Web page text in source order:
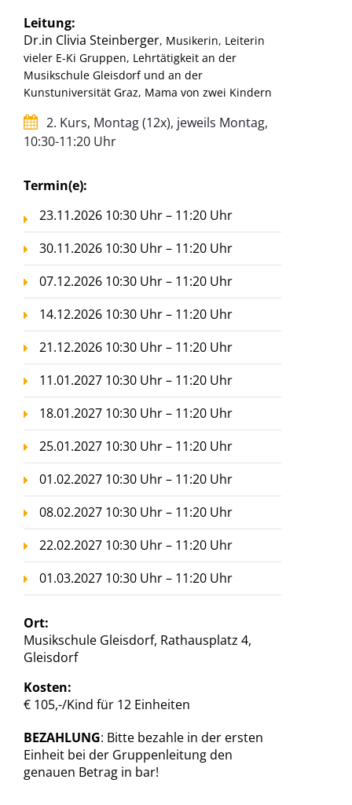
Leitung:
Dr.in Clivia Steinberger, Musikerin, Leiterin
vieler E-Ki Gruppen, Lehrtätigkeit an der
Musikschule Gleisdorf und an der
Kunstuniversität Graz, Mama von zwei Kindern
2. Kurs, Montag (12x), jeweils Montag,
10:30-11:20 Uhr
Termin(e):
23.11.2026 10:30 Uhr – 11:20 Uhr
30.11.2026 10:30 Uhr – 11:20 Uhr
07.12.2026 10:30 Uhr – 11:20 Uhr
14.12.2026 10:30 Uhr – 11:20 Uhr
21.12.2026 10:30 Uhr – 11:20 Uhr
11.01.2027 10:30 Uhr – 11:20 Uhr
18.01.2027 10:30 Uhr – 11:20 Uhr
25.01.2027 10:30 Uhr – 11:20 Uhr
01.02.2027 10:30 Uhr – 11:20 Uhr
08.02.2027 10:30 Uhr – 11:20 Uhr
22.02.2027 10:30 Uhr – 11:20 Uhr
01.03.2027 10:30 Uhr – 11:20 Uhr
Ort:
Musikschule Gleisdorf, Rathausplatz 4,
Gleisdorf
Kosten:
€ 105,-/Kind für 12 Einheiten
BEZAHLUNG: Bitte bezahle in der ersten
Einheit bei der Gruppenleitung den
genauen Betrag in bar!